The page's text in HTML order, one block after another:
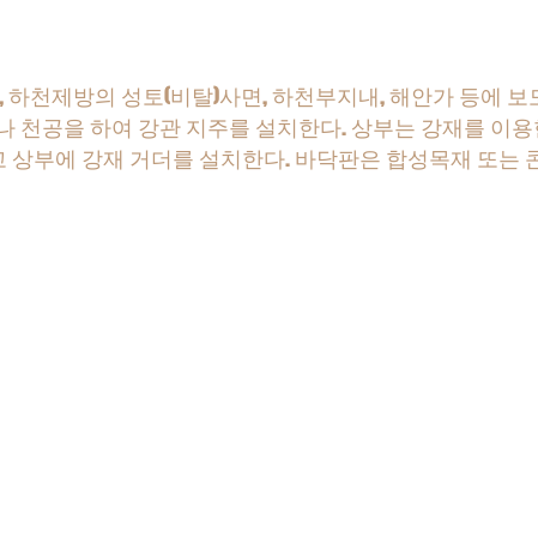
천제방의 성토(비탈)사면, 하천부지내, 해안가 등에
천공을 하여 강관 지주를 설치한다. 상부는 강재를 이
상부에 강재 거더를 설치한다. 바닥판은 합성목재 또는